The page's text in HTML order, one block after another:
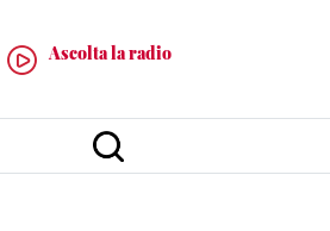
Ascolta la radio